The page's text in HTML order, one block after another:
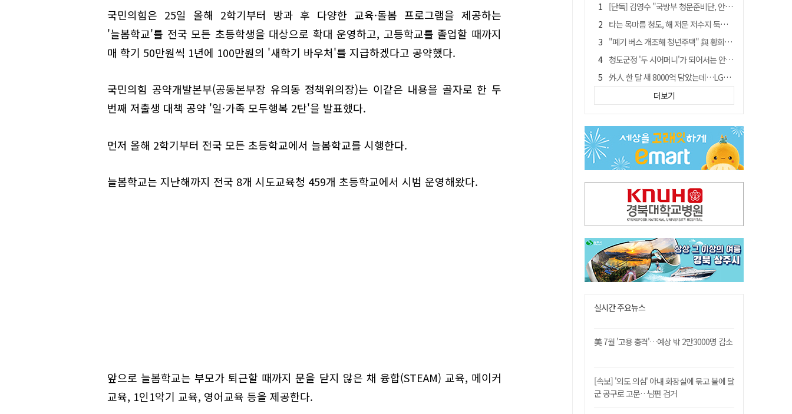
국민의힘은 25일 올해 2학기부터 방과 후 다양한 교육·돌봄 프로그램을 제공하는
'늘봄학교'를 전국 모든 초등학생을 대상으로 확대 운영하고, 고등학교를 졸업할 때까지
매 학기 50만원씩 1년에 100만원의 '새학기 바우처'를 지급하겠다고 공약했다.
국민의힘 공약개발본부(공동본부장 유의동 정책위의장)는 이같은 내용을 골자로 한 두
번째 저출생 대책 공약 '일·가족 모두행복 2탄'을 발표했다.
먼저 올해 2학기부터 전국 모든 초등학교에서 늘봄학교를 시행한다.
늘봄학교는 지난해까지 전국 8개 시도교육청 459개 초등학교에서 시범 운영해왔다.
앞으로 늘봄학교는 부모가 퇴근할 때까지 문을 닫지 않은 채 융합(STEAM) 교육, 메이커
교육, 1인1악기 교육, 영어교육 등을 제공한다.
[단독] 김영수 "국방부 청문준비단, 안규백 탈영 알고있었다"
타는 목마름 청도, 해 저문 저수지 둑에 군수가 서 있었다
"폐기 버스 개조해 청년주택" 與 황희…'딸 학비는 年 4200만원'
청도군정 '두 시어머니'가 되어서는 안된다
外人 한 달 새 8000억 담았는데…LG이노텍 목표주가는 왜 엇갈릴까
임시휴업 들어갔던 홈플러스 영주점, 7일 영업 재개…지하 1층만 운영
SK하이닉스, 주당 375원 분기 배당 공시…"3분기 중 주주환원 방안 확정"
이의준 전 경북도 새마을봉사과장, 제28대 울릉군 부군수 취임
"상법개정해도 주주가 '봉'"…하이닉스 솔리다임 상장설에 술렁[개미와글와글]
더보기
실시간 주요뉴스
美 7월 '고용 충격'…예상 밖 2만3000명 감소
[속보] '외도 의심' 아내 화장실에 묶고 불에 달
군 공구로 고문…남편 검거